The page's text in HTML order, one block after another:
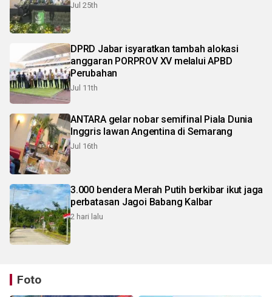
Jul 25th
DPRD Jabar isyaratkan tambah alokasi
anggaran PORPROV XV melalui APBD
Perubahan
Jul 11th
ANTARA gelar nobar semifinal Piala Dunia
Inggris lawan Angentina di Semarang
Jul 16th
3.000 bendera Merah Putih berkibar ikut jaga
perbatasan Jagoi Babang Kalbar
2 hari lalu
Foto